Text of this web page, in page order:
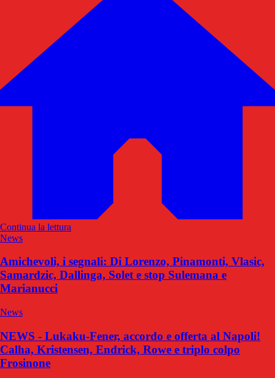
Continua la lettura
News
Amichevoli, i segnali: Di Lorenzo, Pinamonti, Vlasic,
Samardzic, Dallinga, Solet e stop Sulemana e
Marianucci
News
NEWS - Lukaku-Fener, accordo e offerta al Napoli!
Calha, Kristensen, Endrick, Rowe e triplo colpo
Frosinone